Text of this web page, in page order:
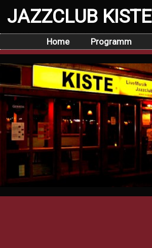
JAZZCLUB KISTE
Home Programm